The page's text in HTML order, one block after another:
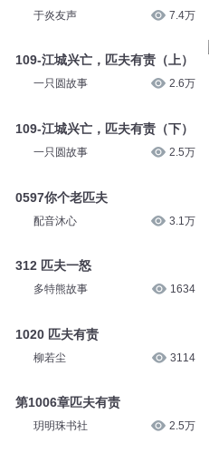
于炎友声 7.4万
109-江城兴亡，匹夫有责（上）
一只圆故事 2.6万
109-江城兴亡，匹夫有责（下）
一只圆故事 2.5万
0597你个老匹夫
配音沐心 3.1万
312 匹夫一怒
多特熊故事 1634
1020 匹夫有责
柳若尘 3114
第1006章匹夫有责
玥明珠书社 2.5万